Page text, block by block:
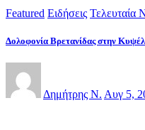
Featured Ειδήσεις Τελευταία
Δολοφονία Βρετανίδας στην
Δημήτρης Ν. Αυγ 5,